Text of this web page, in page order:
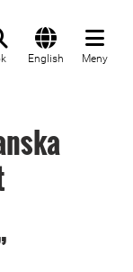
English Meny